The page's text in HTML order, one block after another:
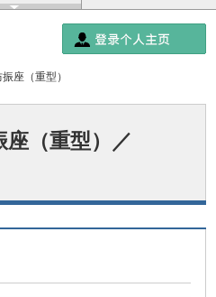
座（重型）
座（重型）／